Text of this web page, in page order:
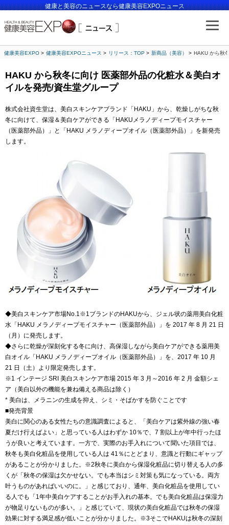
健康と美容のニュースなら健康美容EXPOニュース
健康美容EXPO 健康美容EXPOニュース リリース：TOP 新商品（美容） HAKU から秋
HAKU から秋冬に向け 医薬部外品の化粧水＆美白オ
イルを発売/資生堂グループ
株式会社資生堂は、美白スキンケアブランド「HAKU」から、乾燥しがちな秋
冬に向けて、保湿＆美白ケアができる「HAKUメラノディープモイスチャー
（医薬部外品）」と「HAKU メラノディープオイル（医薬部外品）」を新発売
します。
◆美白スキンケア市場No.1※1ブランドのHAKUから、ジェル状の薬用美白化粧
水「HAKU メラノディープモイスチャー（医薬部外品）」を 2017 年 8 月 21 日
（月）に発売します。
◆さらに乾燥が深刻化する冬に向け、高保湿しながら美白ケアができる薬用美
白オイル「HAKU メラノディープオイル（医薬部外品）」を、2017 年 10 月
21 日（土）より限定発売します。
※1 インテージ SRI 美白スキンケア市場 2015 年 3 月～2016 年 2 月 金額シェ
ア（美白以外の機能を兼ね備える商品は除く）
* 美白は、メラニンの生成を抑え、シミ・そばかすを防ぐことです
■発売背景
美白に関心のある女性たちの意識調査によると、「美白ケアは紫外線の強い春
夏だけ行えばよい」と思っている人はわずか 10％で、7 割以上が年中行ったほ
うが良いと考えています。一方で、実際のお手入れについて聞いた項目では、
秋冬も美白化粧品を使用している人は 41％にとどまり、意識と行動にギャップ
があることが分かりました。※2秋冬に美白から保湿化粧品に切り替える人の多
くが「秋冬の保湿は欠かせない。でも本当はシミ対策も気になっている。両方
叶うものがあればいいのに。」と感じており、通年、美白化粧品を使用してい
る人でも「1年中美白ケアすることがお手入れの基本。でも美白化粧品は保湿力
が物足りないものが多い。」と感じていて、現状の美白化粧品では秋冬の保湿
効果に対する満足感が低いことが分かりました。※3そこでHAKUは秋冬の深刻